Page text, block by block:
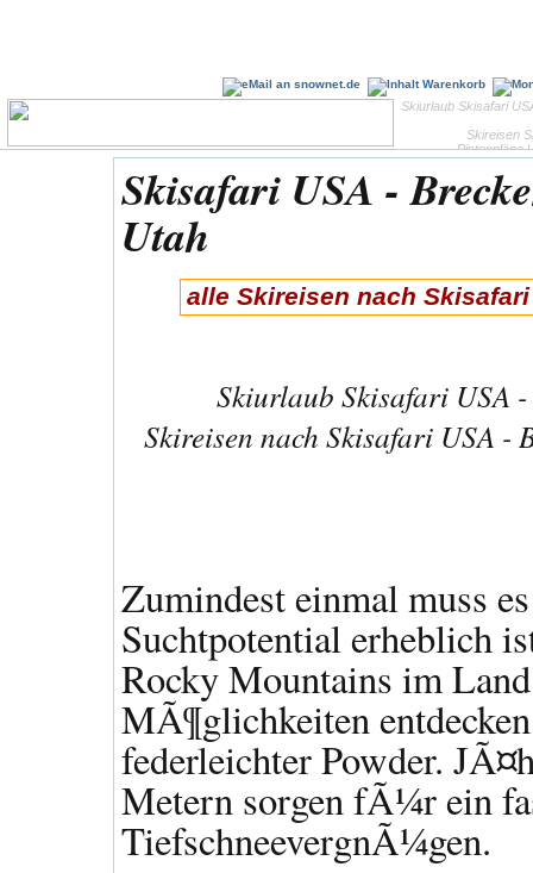
Skiurlaub Skisafari
Skireisen
Pistenpläne
Skisafari USA -
Utah
alle Skireisen nach
Skiurlaub Skisafari USA
Skireisen nach Skisafari USA -
Zumindest einmal muss
Suchtpotential erheblich
Rocky Mountains im
MÃ¶glichkeiten
federleichter Powder.
Metern sorgen fÃ¼r ein
TiefschneevergnÃ¼gen.